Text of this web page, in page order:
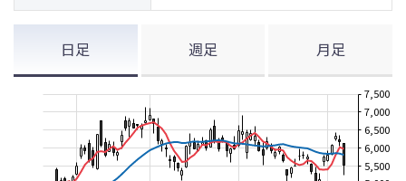
日足 週足 月足
5,500
6,000
6,500
7,000
7,500